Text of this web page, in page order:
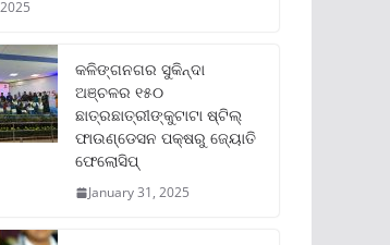
କଳିଙ୍ଗନଗର ସୁକିନ୍ଦା
ଅଞ୍ଚଳର ୧୫୦
ଛାତ୍ରଛାତ୍ରୀଙ୍କୁଟାଟା ଷ୍ଟିଲ୍
ଫାଉଣ୍ଡେସନ ପକ୍ଷରୁ ଜ୍ୟୋତି
ଫେଲୋସିପ୍‌
January 31, 2025